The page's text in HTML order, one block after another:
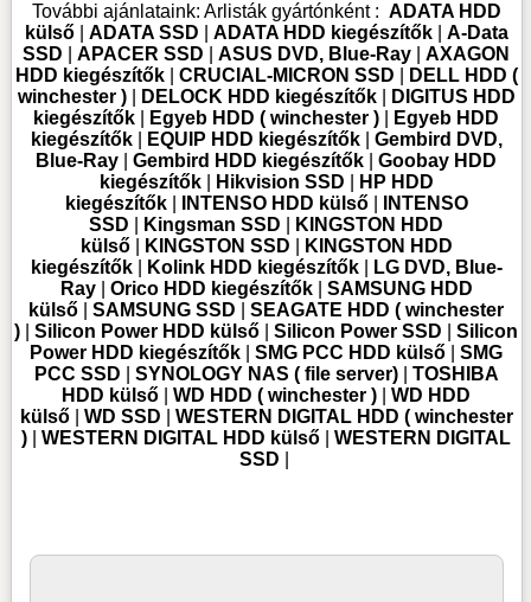
További ajánlataink: Arlisták gyártónként : ADATA HDD
külső| ADATA SSD ADATA HDD kiegészítők| A-Data
SSD |APACER SSD |ASUS DVD, Blue-Ray |AXAGON
HDD kiegészítők| CRUCIAL-MICRON SSD
DELL HDD (
winchester )| DELOCK HDD kiegészítők|
DIGITUS HDD
kiegészítők
Egyeb HDD ( winchester )
Egyeb HDD
kiegészítők| EQUIP HDD kiegészítők| Gembird DVD,
Blue-Ray |Gembird HDD kiegészítők |Goobay HDD
kiegészítők| Hikvision SSD
HP HDD
kiegészítők| INTENSO HDD külső|
INTENSO
SSD
Kingsman SSD
KINGSTON HDD
külső| KINGSTON SSD
KINGSTON HDD
kiegészítők| Kolink HDD kiegészítők|
LG DVD, Blue-
Ray| Orico HDD kiegészítők| SAMSUNG HDD
külső |SAMSUNG SSD |SEAGATE HDD ( winchester
) |Silicon Power HDD külső |Silicon Power SSD |Silicon
Power HDD kiegészítők |SMG PCC HDD külső |SMG
PCC SSD
SYNOLOGY NAS ( file server)| TOSHIBA
HDD külső |WD HDD ( winchester ) |WD HDD
külső| WD SSD
WESTERN DIGITAL HDD ( winchester
) |WESTERN DIGITAL HDD külső |WESTERN DIGITAL
SSD